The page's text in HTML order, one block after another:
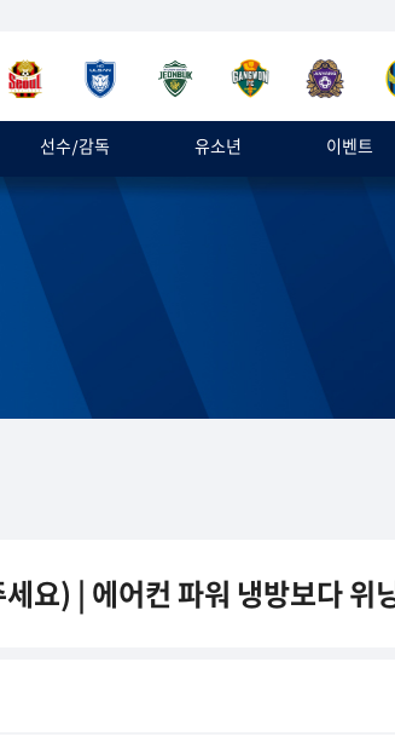
선수/감독 유소년 이벤트
요) | 에어컨 파워 냉방보다 위